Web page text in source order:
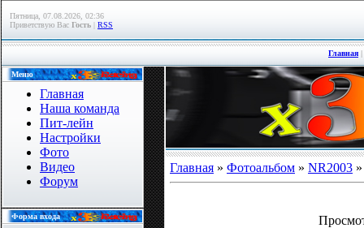
Пятница, 07.08.2026, 02:36
Приветствую Вас Гость | RSS
Главная |
Меню
Главная
Наша команда
Пит-лейн
Настройки
Фото
Видео
Форум
Форма входа
Главная » Фотоальбом » NR2003